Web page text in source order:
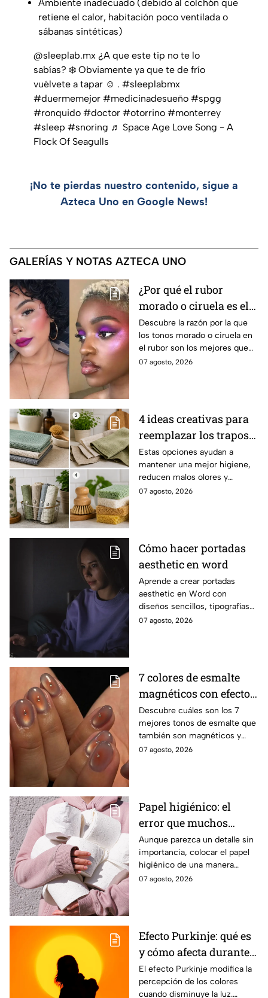
Ambiente inadecuado (debido al colchón que
retiene el calor, habitación poco ventilada o
sábanas sintéticas)
@sleeplab.mx ¿A que este tip no te lo
sabías? ❄️ Obviamente ya que te de frío
vuélvete a tapar ☺️ . #sleeplabmx
#duermemejor #medicinadesueño #spgg
#ronquido #doctor #otorrino #monterrey
#sleep #snoring ♬ Space Age Love Song - A
Flock Of Seagulls
¡No te pierdas nuestro contenido, sigue a
Azteca Uno en Google News!
GALERÍAS Y NOTAS AZTECA UNO
¿Por qué el rubor
morado o ciruela es el
mejor secreto para
iluminar las pieles
morenas?
Descubre la razón por la que
los tonos morado o ciruela en
el rubor son los mejores que
puedes elegir si tienes la piel
07 agosto, 2026
4 ideas creativas para
reemplazar los trapos
de cocina por opciones
más saludables,
modernas y elegantes
Estas opciones ayudan a
mantener una mejor higiene,
reducen malos olores y
aportan un toque moderno a la
07 agosto, 2026
Cómo hacer portadas
aesthetic en word
Aprende a crear portadas
aesthetic en Word con
diseños sencillos, tipografías
bonitas y detalles visuales que
07 agosto, 2026
7 colores de esmalte
magnéticos con efecto
ojo de gato para lucir
manos elegantes
Descubre cuáles son los 7
mejores tonos de esmalte que
también son magnéticos y
sirven para realizar el efecto
07 agosto, 2026
Papel higiénico: el
error que muchos
cometen al colocarlo
Aunque parezca un detalle sin
importancia, colocar el papel
higiénico de una manera
específica puede favorecer la
07 agosto, 2026
Efecto Purkinje: qué es
y cómo afecta durante
un eclipse
El efecto Purkinje modifica la
percepción de los colores
cuando disminuye la luz.